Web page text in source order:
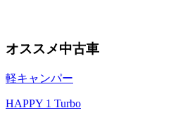
オススメ中古車
軽キャンパー
HAPPY 1 Turbo